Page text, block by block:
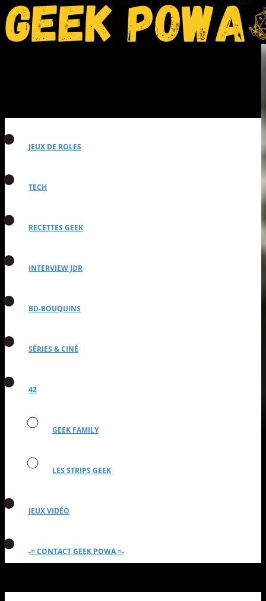
JEUX DE ROLES
TECH
RECETTES GEEK
INTERVIEW JDR
BD-BOUQUINS
SÉRIES & CINÉ
42
GEEK FAMILY
LES STRIPS GEEK
JEUX VIDÉO
-= CONTACT GEEK POWA =-